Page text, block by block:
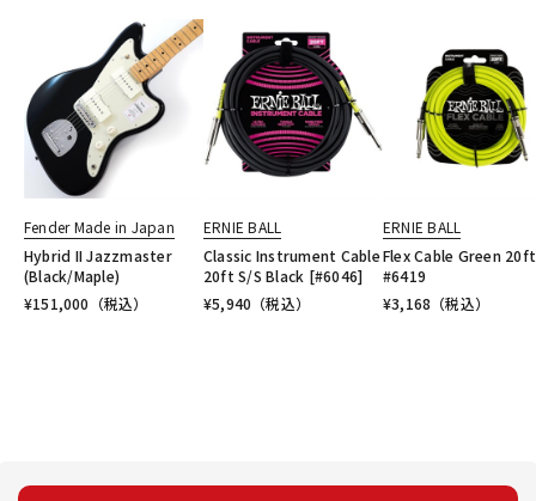
Fender Made in Japan
Hybrid II Jazzmaster
(Black/Maple)
¥151,000 （税込）
ERNIE BALL
Classic Instrument Cable
20ft S/S Black [#6046]
¥5,940 （税込）
ERNIE BALL
Flex Cable Green 20ft
#6419
¥3,168 （税込）